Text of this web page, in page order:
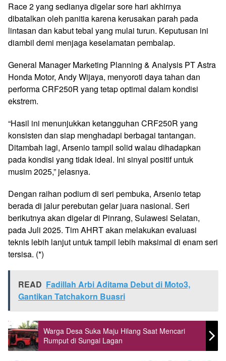
Race 2 yang sedianya digelar sore hari akhirnya
dibatalkan oleh panitia karena kerusakan parah pada
lintasan dan kabut tebal yang mulai turun. Keputusan ini
diambil demi menjaga keselamatan pembalap.
General Manager Marketing Planning & Analysis PT Astra
Honda Motor, Andy Wijaya, menyoroti daya tahan dan
performa CRF250R yang tetap optimal dalam kondisi
ekstrem.
“Hasil ini menunjukkan ketangguhan CRF250R yang
konsisten dan siap menghadapi berbagai tantangan.
Ditambah lagi, Arsenio tampil solid walau dihadapkan
pada kondisi yang tidak ideal. Ini sinyal positif untuk
musim 2025,” jelasnya.
Dengan raihan podium di seri pembuka, Arsenio tetap
berada di jalur perebutan gelar juara nasional. Seri
berikutnya akan digelar di Pinrang, Sulawesi Selatan,
pada Juli 2025. Tim AHRT akan melakukan evaluasi
teknis lebih lanjut untuk tampil lebih maksimal di enam seri
tersisa. (*)
READ Fadillah Arbi Aditama Debut di Moto3,
Gantikan Tatchakorn Buasri
Warga Desa Suka Maju Hilang Saat Mencari
Rumput di Sungai Lagan